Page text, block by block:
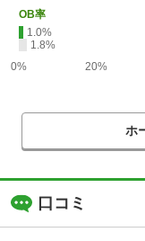
OB率
1.0%
1.8%
0%
20%
ホ
口コミ